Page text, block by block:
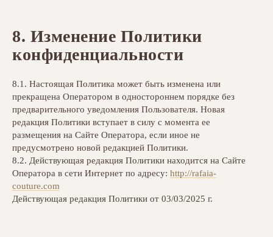
8. Изменение Политики
конфиденциальности
8.1. Настоящая Политика может быть изменена или
прекращена Оператором в одностороннем порядке без
предварительного уведомления Пользователя. Новая
редакция Политики вступает в силу с момента ее
размещения на Сайте Оператора, если иное не
предусмотрено новой редакцией Политики.
8.2. Действующая редакция Политики находится на Сайте
Оператора в сети Интернет по адресу: http://rafaia-
couture.com
Действующая редакция Политики от 03/03/2025 г.